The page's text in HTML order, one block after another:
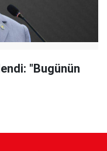
"Bugünün